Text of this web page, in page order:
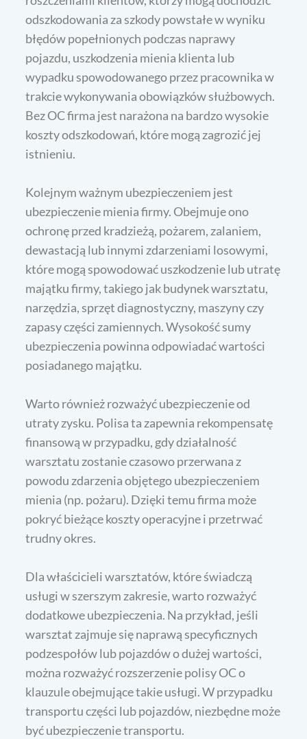
odszkodowania za szkody powstałe w wyniku
błędów popełnionych podczas naprawy
pojazdu, uszkodzenia mienia klienta lub
wypadku spowodowanego przez pracownika w
trakcie wykonywania obowiązków służbowych.
Bez OC firma jest narażona na bardzo wysokie
koszty odszkodowań, które mogą zagrozić jej
istnieniu.
Kolejnym ważnym ubezpieczeniem jest
ubezpieczenie mienia firmy. Obejmuje ono
ochronę przed kradzieżą, pożarem, zalaniem,
dewastacją lub innymi zdarzeniami losowymi,
które mogą spowodować uszkodzenie lub utratę
majątku firmy, takiego jak budynek warsztatu,
narzędzia, sprzęt diagnostyczny, maszyny czy
zapasy części zamiennych. Wysokość sumy
ubezpieczenia powinna odpowiadać wartości
posiadanego majątku.
Warto również rozważyć ubezpieczenie od
utraty zysku. Polisa ta zapewnia rekompensatę
finansową w przypadku, gdy działalność
warsztatu zostanie czasowo przerwana z
powodu zdarzenia objętego ubezpieczeniem
mienia (np. pożaru). Dzięki temu firma może
pokryć bieżące koszty operacyjne i przetrwać
trudny okres.
Dla właścicieli warsztatów, które świadczą
usługi w szerszym zakresie, warto rozważyć
dodatkowe ubezpieczenia. Na przykład, jeśli
warsztat zajmuje się naprawą specyficznych
podzespołów lub pojazdów o dużej wartości,
można rozważyć rozszerzenie polisy OC o
klauzule obejmujące takie usługi. W przypadku
transportu części lub pojazdów, niezbędne może
być ubezpieczenie transportu.